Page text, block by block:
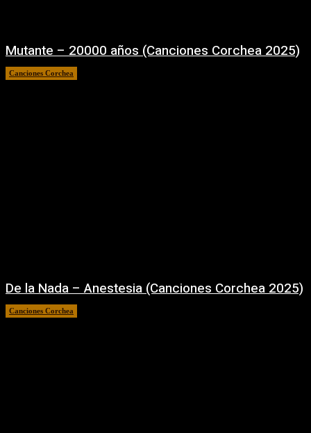
Mutante – 20000 años (Canciones Corchea 2025)
Canciones Corchea
De la Nada – Anestesia (Canciones Corchea 2025)
Canciones Corchea